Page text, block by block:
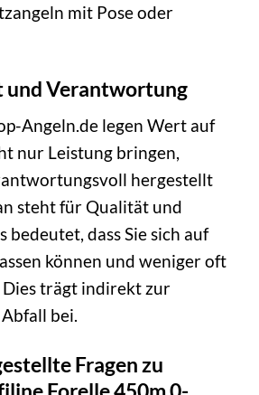
mit Pose oder
und Verantwortung
Angeln.de legen Wert auf
nur Leistung bringen,
hergestellt
steht für Qualität und
bedeutet, dass Sie sich auf
können und weniger oft
Dies trägt indirekt zur
bei.
Fragen zu